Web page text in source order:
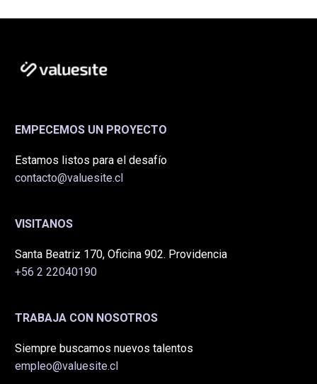
EMPECEMOS UN PROYECTO
Estamos listos para el desafío
contacto@valuesite.cl
VISITANOS
Santa Beatriz 170, Oficina 902. Providencia
+56 2 22040190
TRABAJA CON NOSOTROS
Siempre buscamos nuevos talentos
empleo@valuesite.cl